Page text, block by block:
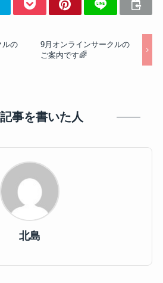
ルの
9月オンラインサークルの
ご案内です🌈
事を書いた人
北島